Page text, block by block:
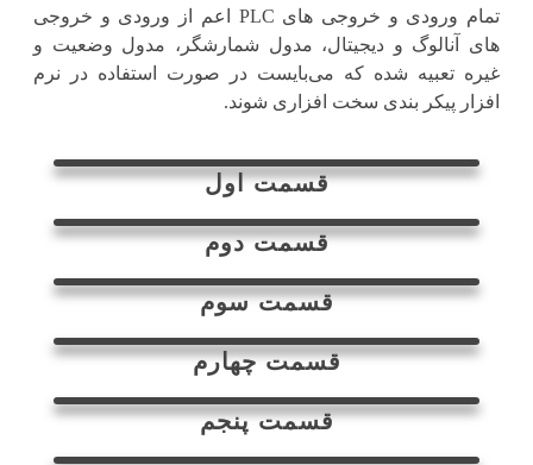
تمام ورودی و خروجی های PLC اعم از ورودی و خروجی
های آنالوگ و دیجیتال، مدول شمارشگر، مدول وضعیت و
غیره تعبیه شده که می‌بایست در صورت استفاده در نرم
افزار پیکر بندی سخت افزاری شوند.
قسمت اول
قسمت دوم
قسمت سوم
قسمت چهارم
قسمت پنجم